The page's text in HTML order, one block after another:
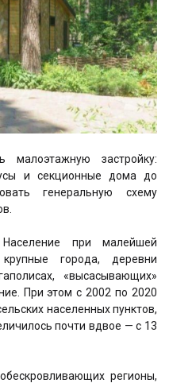
застройку:
и секционные дома до
генеральную схему
при малейшей
города, деревни
«высасывающих»
При этом с 2002 по 2020
населенных пунктов,
почти вдвое — с 13
регионы,